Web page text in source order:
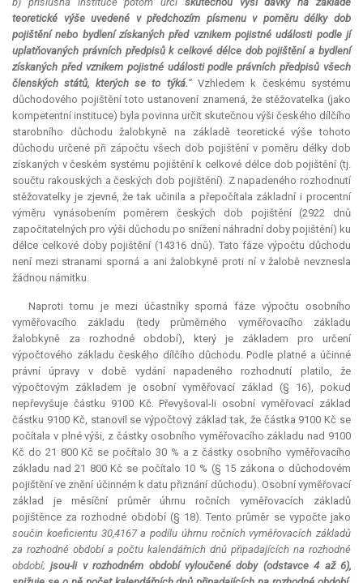
teoretické výše uvedené v předchozím písmenu v poměru délky dob
pojištění nebo bydlení získaných před vznikem pojistné události podle jí
uplatňovaných právních předpisů k celkové délce dob pojištění a bydlení
získaných před vznikem pojistné události podle právních předpisů všech
členských států, kterých se to týká.“Vzhledem k českému systému
důchodového pojištění toto ustanovení znamená, že stěžovatelka (jako
kompetentní instituce) byla povinna určit skutečnou výši českého dílčího
starobního důchodu žalobkyně na základě teoretické výše tohoto
důchodu určené při zápočtu všech dob pojištění v poměru délky dob
získaných v českém systému pojištění k celkové délce dob pojištění (tj.
součtu rakouských a českých dob pojištění). Z napadeného rozhodnutí
stěžovatelky je zjevné, že tak učinila a přepočítala základní i procentní
výměru vynásobením poměrem českých dob pojištění (2922 dnů
započitatelných pro výši důchodu po snížení náhradní doby pojištění) ku
délce celkové doby pojištění (14316 dnů). Tato fáze výpočtu důchodu
není mezi stranami sporná a ani žalobkyně proti ní v žalobě nevznesla
žádnou námitku.
Naproti tomu je mezi účastníky sporná fáze výpočtu osobního
vyměřovacího základu (tedy průměrného vyměřovacího základu
žalobkyně za rozhodné období), který je základem pro určení
výpočtového základu českého dílčího důchodu. Podle platné a účinné
právní úpravy v době vydání napadeného rozhodnutí platilo, že
výpočtovým základem je osobní vyměřovací základ (§ 16), pokud
nepřevyšuje částku 9100 Kč. Převyšoval-li osobní vyměřovací základ
částku 9100 Kč, stanovil se výpočtový základ tak, že částka 9100 Kč se
počítala v plné výši, z částky osobního vyměřovacího základu nad 9100
Kč do 21 800 Kč se počítalo 30 % a z částky osobního vyměřovacího
základu nad 21 800 Kč se počítalo 10 % (§ 15 zákona o důchodovém
pojištění ve znění účinném k datu přiznání důchodu). Osobní vyměřovací
základ je měsíční průměr úhrnu ročních vyměřovacích základů
pojištěnce za rozhodné období (§ 18). Tento průměr se vypočte jako
součin koeficientu 30,4167 a podílu úhrnu ročních vyměřovacích základů
za rozhodné období a počtu kalendářních dnů připadajících na rozhodné
období;jsou-li v rozhodném období vyloučené doby (odstavce 4 až 6),